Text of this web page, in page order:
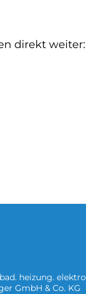
direkt weiter:
heizung. elektro
GmbH & Co. KG